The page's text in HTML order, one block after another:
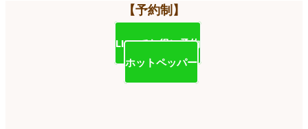
【予約制】
LINEでお得に予約
ホットペッパー